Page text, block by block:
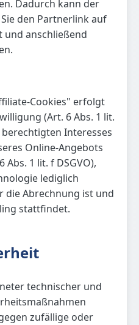
Dadurch kann der
den Partnerlink auf
und anschließend
Cookies" erfolgt
(Art. 6 Abs. 1 lit.
berechtigten Interesses
Online-Angebots
1 lit. f DSGVO),
lediglich
Abrechnung ist und
stattfindet.
technischer und
zufällige oder